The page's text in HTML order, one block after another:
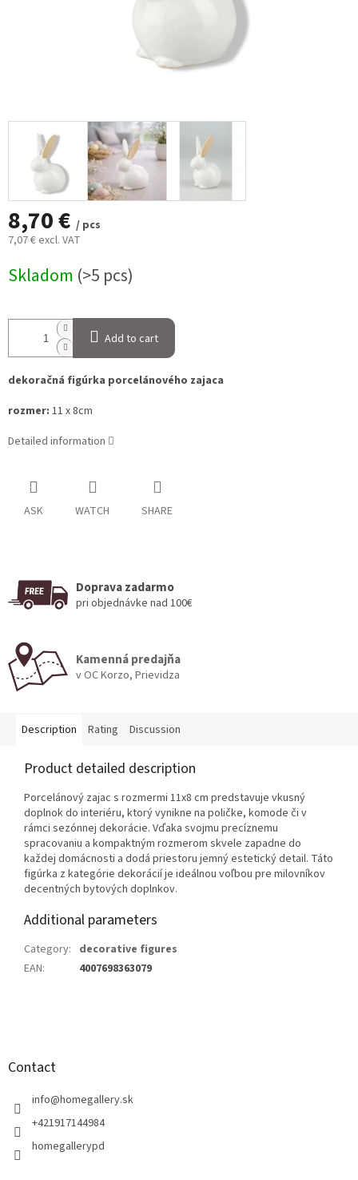
8,70 € / pcs
7,07 € excl. VAT
price:
Skladom (>5 pcs)
Add to cart
dekoračná figúrka porcelánového zajaca
rozmer: 11 x 8cm
Detailed information
ASK WATCH SHARE
Doprava zadarmo
pri objednávke nad 100€
Kamenná predajňa
v OC Korzo, Prievidza
Description Rating Discussion
Product detailed description
Porcelánový zajac s rozmermi 11x8 cm predstavuje vkusný
doplnok do interiéru, ktorý vynikne na poličke, komode či v
rámci sezónnej dekorácie. Vďaka svojmu precíznemu
spracovaniu a kompaktným rozmerom skvele zapadne do
každej domácnosti a dodá priestoru jemný estetický detail. Táto
figúrka z kategórie dekorácií je ideálnou voľbou pre milovníkov
decentných bytových doplnkov.
Additional parameters
Category: decorative figures
EAN: 4007698363079
Contact
info@homegallery.sk
+421917144984
homegallerypd